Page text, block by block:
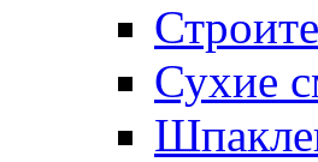
Сухие